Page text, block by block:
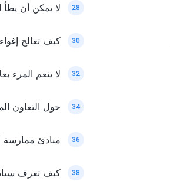
28 لا يمكن أن يطأ
30 كيف تعالج
32 لا ينعم المرء
34 حول التعاون
36 مبادئ ممارسة
38 كيف تعرف